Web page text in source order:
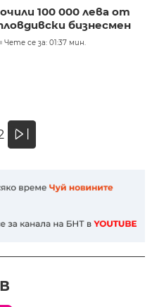
100 000 лева от
бизнесмен
Чете се за: 01:37 мин.
»